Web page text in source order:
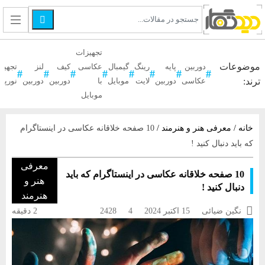

موضوعات
ترند:
دوربین
عکاسی
پایه
دوربین
رینگ
لایت
گیمبال
موبایل
تجهیزات
عکاسی
با
موبایل
کیف
دوربین
لنز
دوربین
خانه / معرفی هنر و هنرمند /
10 صفحه خلاقانه عکاسی در اینستاگرام
که باید دنبال کنید !
10 صفحه خلاقانه عکاسی در اینستاگرام که باید
دنبال کنید !
معرفی
هنر و
هنرمند
 نگین ضیائی 15 اکتبر 2024 4
2428 2 دقیقه